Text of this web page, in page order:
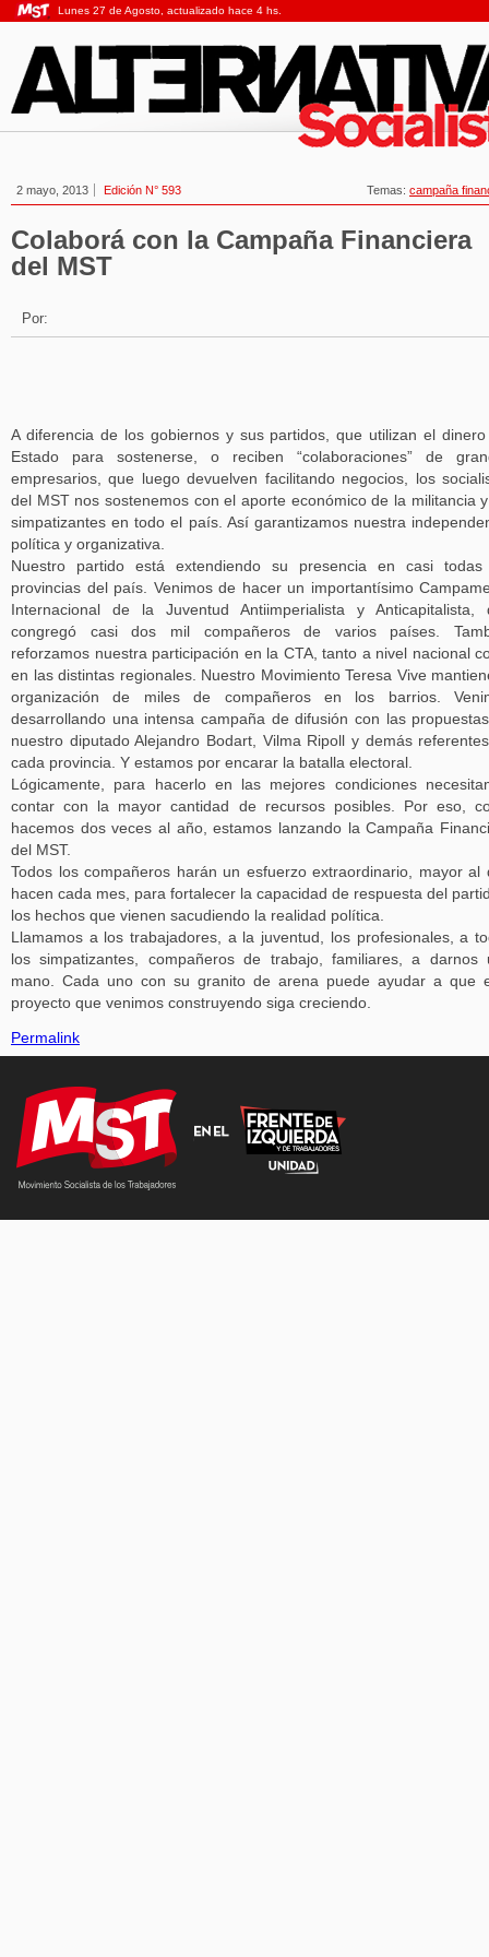
Lunes 27 de Agosto, actualizado hace 4 hs.
2 mayo, 2013 Edición N° 593 Temas: campaña
Colaborá con la Campaña Financiera
del MST
Por:
A diferencia de los gobiernos y sus partidos, que utilizan el
Estado para sostenerse, o reciben “colaboraciones” de
empresarios, que luego devuelven facilitando negocios, los
del MST nos sostenemos con el aporte económico de la militancia
simpatizantes en todo el país. Así garantizamos nuestra
política y organizativa.
Nuestro partido está extendiendo su presencia en casi todas
provincias del país. Venimos de hacer un importantísimo
Internacional de la Juventud Antiimperialista y Anticapitalista,
congregó casi dos mil compañeros de varios países.
reforzamos nuestra participación en la CTA, tanto a nivel nacional
en las distintas regionales. Nuestro Movimiento Teresa Vive
organización de miles de compañeros en los barrios.
desarrollando una intensa campaña de difusión con las
nuestro diputado Alejandro Bodart, Vilma Ripoll y demás
cada provincia. Y estamos por encarar la batalla electoral.
Lógicamente, para hacerlo en las mejores condiciones
contar con la mayor cantidad de recursos posibles. Por eso,
hacemos dos veces al año, estamos lanzando la Campaña
del MST.
Todos los compañeros harán un esfuerzo extraordinario, mayor al
hacen cada mes, para fortalecer la capacidad de respuesta del
los hechos que vienen sacudiendo la realidad política.
Llamamos a los trabajadores, a la juventud, los profesionales, a
los simpatizantes, compañeros de trabajo, familiares, a darnos
mano. Cada uno con su granito de arena puede ayudar a que
proyecto que venimos construyendo siga creciendo.
Permalink